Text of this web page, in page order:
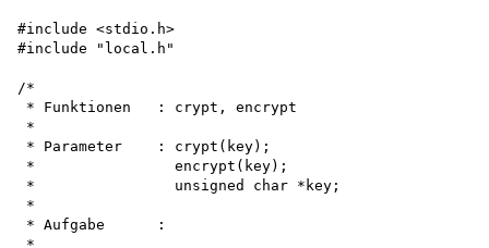
#include <stdio.h>
#include "local.h"
/*
* Funktionen   : crypt, encrypt
*
* Parameter    : crypt(key);
*                encrypt(key);
*                unsigned char *key;
*
* Aufgabe      :
*